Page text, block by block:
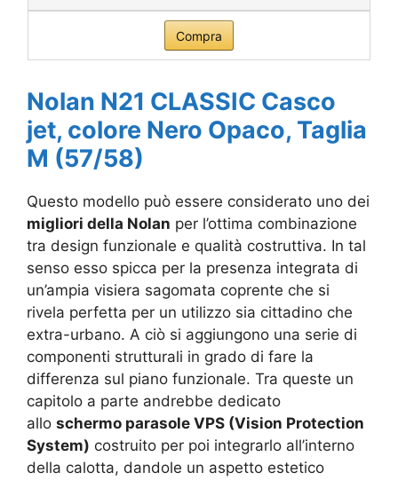
Compra
Nolan N21 CLASSIC Casco
jet, colore Nero Opaco, Taglia
M (57/58)
Questo modello può essere considerato uno dei
migliori della Nolan per l’ottima combinazione
tra design funzionale e qualità costruttiva. In tal
senso esso spicca per la presenza integrata di
un’ampia visiera sagomata coprente che si
rivela perfetta per un utilizzo sia cittadino che
extra-urbano. A ciò si aggiungono una serie di
componenti strutturali in grado di fare la
differenza sul piano funzionale. Tra queste un
capitolo a parte andrebbe dedicato
allo schermo parasole VPS (Vision Protection
System) costruito per poi integrarlo all’interno
della calotta, dandole un aspetto estetico